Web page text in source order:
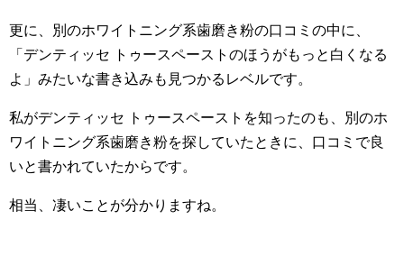
更に、別のホワイトニング系歯磨き粉の口コミの中に、
「デンティッセ トゥースペーストのほうがもっと白くなる
よ」みたいな書き込みも見つかるレベルです。
私がデンティッセ トゥースペーストを知ったのも、別のホ
ワイトニング系歯磨き粉を探していたときに、口コミで良
いと書かれていたからです。
相当、凄いことが分かりますね。